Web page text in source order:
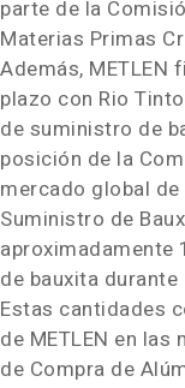
parte de la
Materias Primas
Además,
plazo con Rio
de suministro de
posición de la
mercado global
Suministro de
aproximadamente
de bauxita
Estas cantidades
de METLEN en
de Compra de